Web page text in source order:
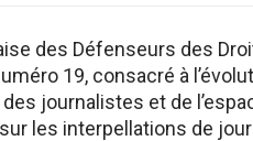
des Défenseurs des
19, consacré à
journalistes et de
les interpellations de